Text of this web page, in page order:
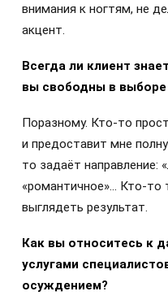
внимания к ногтям, не
акцент.
Всегда ли клиент
вы свободны в выборе
Поразному. Кто-то
и предоставит мне
то задаёт направление:
«романтичное»... Кто-то
выглядеть результат.
Как вы относитесь к
услугами
осуждением?